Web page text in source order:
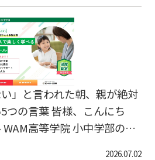
ど分かります。しかし、無
することは、実は逆効果に
いのです。今回は、不登校
き合い方と、家庭でできる
なぜ「無理に勉強させる」
校の初期段階において、子
い」と言われた朝、親が絶対
つの言葉 皆様、こんにち
高等学院 小中学部の池
2026.07.02